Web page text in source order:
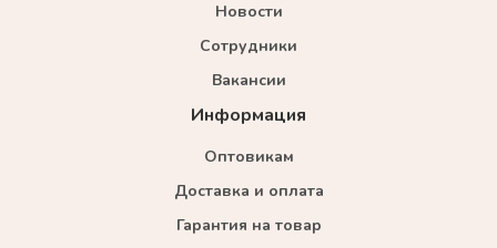
Новости
Сотрудники
Вакансии
Информация
Оптовикам
Доставка и оплата
Гарантия на товар